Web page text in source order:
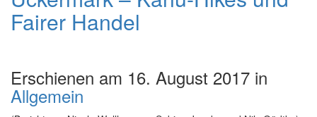
Fairer Handel
Erschienen am 16. August 2017 in
Allgemein